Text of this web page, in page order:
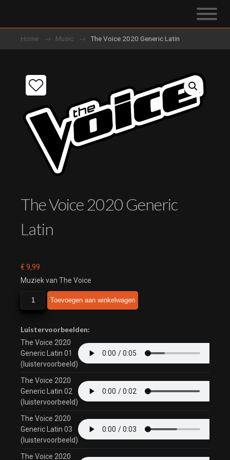
Home Music The Voice 2020 Generic Latin
The Voice 2020 Generic
Latin
€ 9,99
Muziek van The Voice
The
Voice
Generic
Latin
aantal
Toevoegen aan winkelwagen
Luistervoorbeelden:
The Voice 2020
Generic Latin 01
(luistervoorbeeld)
The Voice 2020
Generic Latin 02
(luistervoorbeeld)
The Voice 2020
Generic Latin 03
(luistervoorbeeld)
The Voice 2020